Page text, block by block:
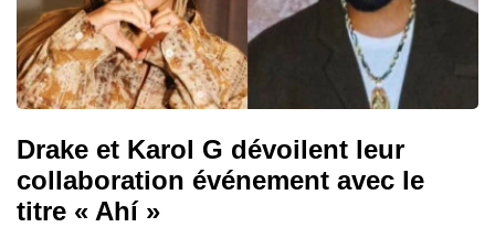
Drake et Karol G dévoilent leur
collaboration événement avec le
titre « Ahí »